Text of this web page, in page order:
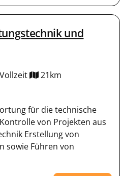
und
Vollzeit 21km
für die technische
von Projekten aus
Erstellung von
sowie Führen von